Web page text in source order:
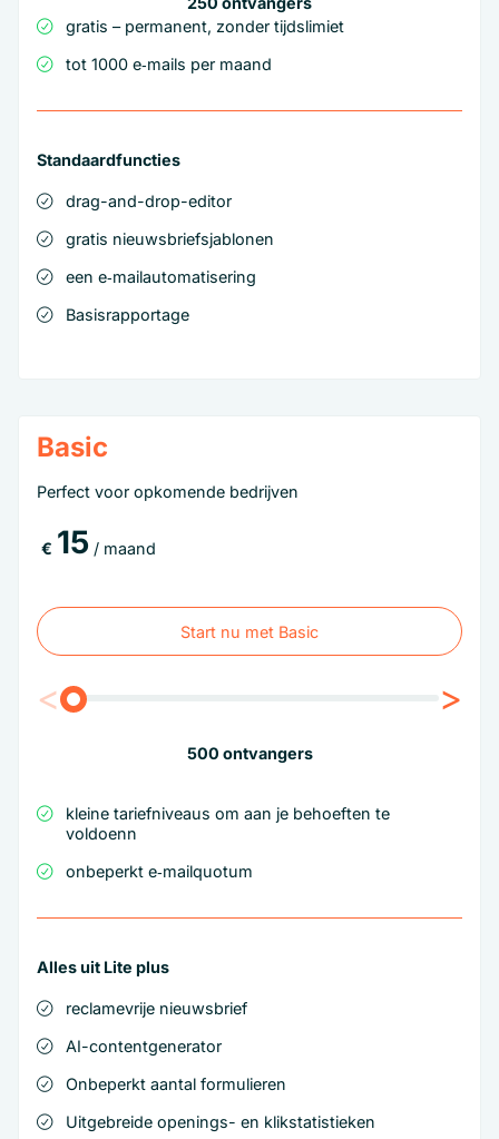
gratis – permanent, zonder tijdslimiet
tot 1000 e‑mails per maand
Standaardfuncties
drag-and-drop-editor
gratis nieuwsbriefsjablonen
een e‑mailautomatisering
Basisrapportage
Basic
Perfect voor opkomende bedrijven
€ 15 / maand
Start nu met Basic
Start nu met Basic
< >
500 ontvangers
kleine tariefniveaus om aan je behoeften te
voldoenn
onbeperkt e‑mailquotum
Alles uit Lite plus
reclamevrije nieuwsbrief
AI-contentgenerator
Onbeperkt aantal formulieren
Uitgebreide openings- en klikstatistieken